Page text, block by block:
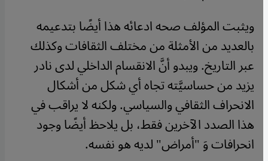
ويثبت المؤلف صحه ادعائه هذا أيضًا بتدعيمه
بالعديد من الأمثلة من مختلف الثقافات وكذلك
عبر التاريخ. ويبدو أنَّ الانقسام الداخلي لدى نادر
يزيد من حساسيَّته تجاه أي شكل من أشكال
الانحراف الثقافي والسياسي. ولكنه لا يراقب في
هذا الصدد الآخرين فقط، بل يلاحظ أيضًا وجود
انحرافات وَ "أمراض" لديه هو نفسه.